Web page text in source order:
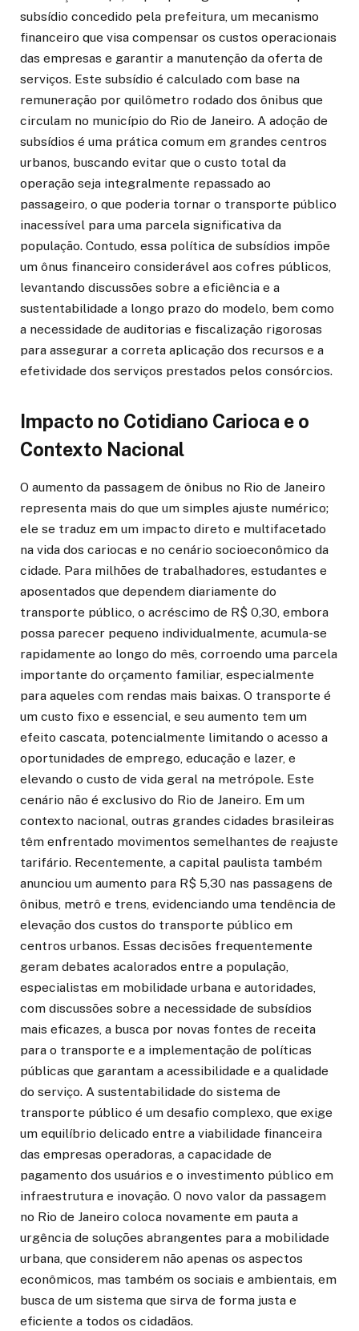
subsídio concedido pela prefeitura, um mecanismo
financeiro que visa compensar os custos operacionais
das empresas e garantir a manutenção da oferta de
serviços. Este subsídio é calculado com base na
remuneração por quilômetro rodado dos ônibus que
circulam no município do Rio de Janeiro. A adoção de
subsídios é uma prática comum em grandes centros
urbanos, buscando evitar que o custo total da
operação seja integralmente repassado ao
passageiro, o que poderia tornar o transporte público
inacessível para uma parcela significativa da
população. Contudo, essa política de subsídios impõe
um ônus financeiro considerável aos cofres públicos,
levantando discussões sobre a eficiência e a
sustentabilidade a longo prazo do modelo, bem como
a necessidade de auditorias e fiscalização rigorosas
para assegurar a correta aplicação dos recursos e a
efetividade dos serviços prestados pelos consórcios.
Impacto no Cotidiano Carioca e o
Contexto Nacional
O aumento da passagem de ônibus no Rio de Janeiro
representa mais do que um simples ajuste numérico;
ele se traduz em um impacto direto e multifacetado
na vida dos cariocas e no cenário socioeconômico da
cidade. Para milhões de trabalhadores, estudantes e
aposentados que dependem diariamente do
transporte público, o acréscimo de R$ 0,30, embora
possa parecer pequeno individualmente, acumula-se
rapidamente ao longo do mês, corroendo uma parcela
importante do orçamento familiar, especialmente
para aqueles com rendas mais baixas. O transporte é
um custo fixo e essencial, e seu aumento tem um
efeito cascata, potencialmente limitando o acesso a
oportunidades de emprego, educação e lazer, e
elevando o custo de vida geral na metrópole. Este
cenário não é exclusivo do Rio de Janeiro. Em um
contexto nacional, outras grandes cidades brasileiras
têm enfrentado movimentos semelhantes de reajuste
tarifário. Recentemente, a capital paulista também
anunciou um aumento para R$ 5,30 nas passagens de
ônibus, metrô e trens, evidenciando uma tendência de
elevação dos custos do transporte público em
centros urbanos. Essas decisões frequentemente
geram debates acalorados entre a população,
especialistas em mobilidade urbana e autoridades,
com discussões sobre a necessidade de subsídios
mais eficazes, a busca por novas fontes de receita
para o transporte e a implementação de políticas
públicas que garantam a acessibilidade e a qualidade
do serviço. A sustentabilidade do sistema de
transporte público é um desafio complexo, que exige
um equilíbrio delicado entre a viabilidade financeira
das empresas operadoras, a capacidade de
pagamento dos usuários e o investimento público em
infraestrutura e inovação. O novo valor da passagem
no Rio de Janeiro coloca novamente em pauta a
urgência de soluções abrangentes para a mobilidade
urbana, que considerem não apenas os aspectos
econômicos, mas também os sociais e ambientais, em
busca de um sistema que sirva de forma justa e
eficiente a todos os cidadãos.